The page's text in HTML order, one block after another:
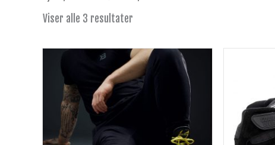
Viser alle 3 resultater
Dette
produktet
har
flere
Alternativene